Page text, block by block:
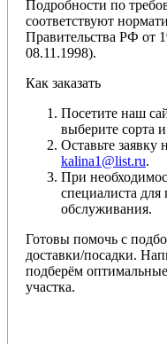
Подробности по
соответствуют
Правительства РФ от
08.11.1998).
Как заказать
Посетите наш
выберите сорта
Оставьте заявку
kalina1@list.ru.
При
специалиста для
обслуживания.
Готовы помочь с
доставки/посадки.
подберём
участка.